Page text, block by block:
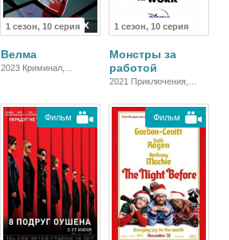
1 сезон, 10 серия
Велма
2023 Криминал,
1 сезон, 10 серия
Монстры за
работой
2021 Приключения,
Комедия
Фильм Фильм